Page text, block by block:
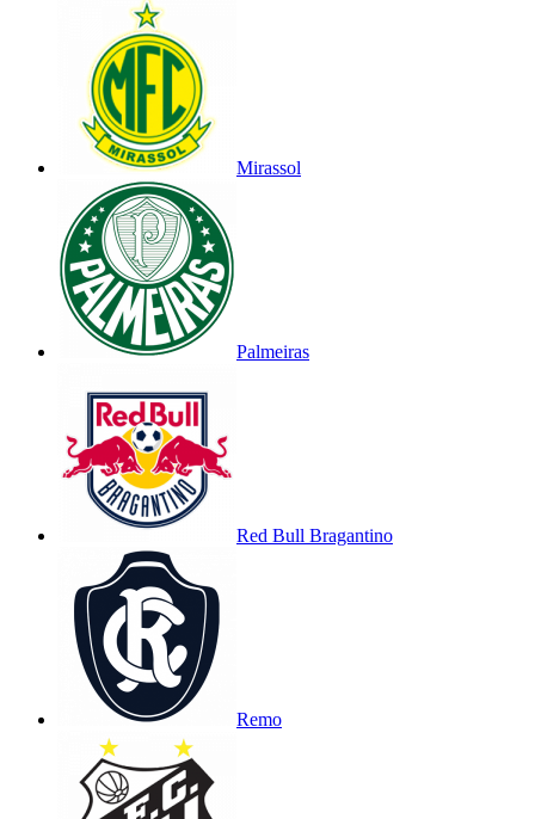
Mirassol
Palmeiras
Red Bull Bragantino
Remo